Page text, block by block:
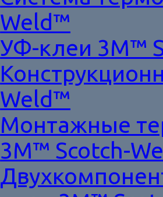
Weld™
УФ-клеи 3M™
Weld™
Монтажные
3M™ Scotch-